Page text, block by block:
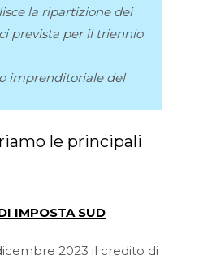
la ripartizione dei
prevista per il triennio
imprenditoriale del
le principali
IMPOSTA SUD
2023 il credito di